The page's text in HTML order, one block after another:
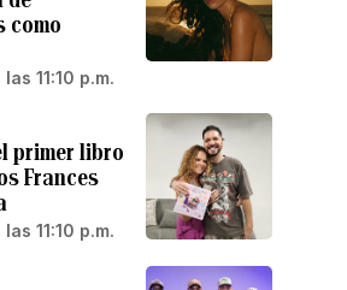
como
11:10 p.m.
primer libro
Frances
11:10 p.m.